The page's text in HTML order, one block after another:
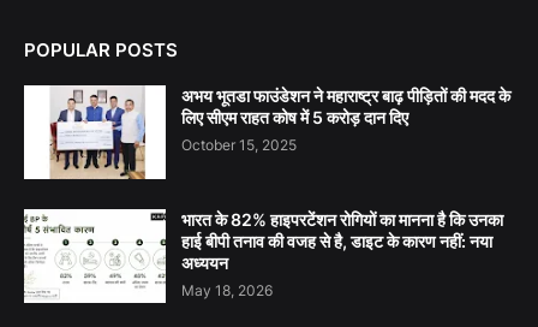
POPULAR POSTS
अभय भूतडा फाउंडेशन ने महाराष्ट्र बाढ़ पीड़ितों की मदद के
लिए सीएम राहत कोष में 5 करोड़ दान दिए
October 15, 2025
भारत के 82% हाइपरटेंशन रोगियों का मानना है कि उनका
हाई बीपी तनाव की वजह से है, डाइट के कारण नहीं: नया
अध्ययन
May 18, 2026